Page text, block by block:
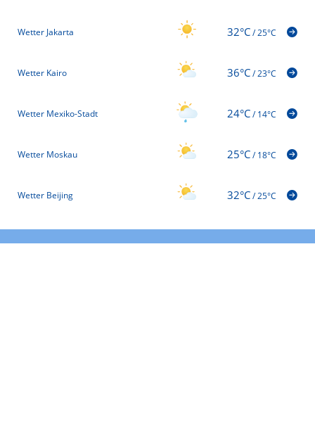
Wetter Jakarta 32°C/25°C
Wetter Kairo 36°C/23°C
Wetter Mexiko-Stadt 24°C/14°C
Wetter Moskau 25°C/18°C
Wetter Beijing 32°C/25°C